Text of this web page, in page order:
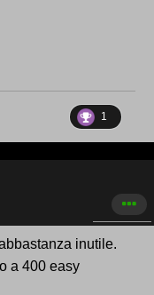
1
inutile.
a 400 easy